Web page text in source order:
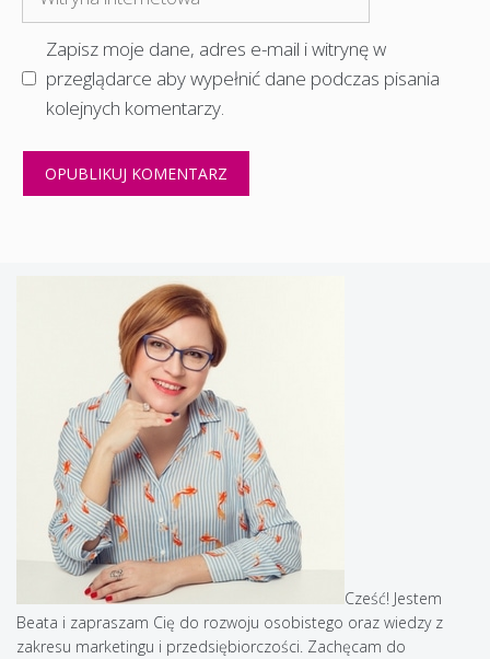
internetowa
Zapisz moje dane, adres e-mail i witrynę w
przeglądarce aby wypełnić dane podczas pisania
kolejnych komentarzy.
Cześć! Jestem
Beata i zapraszam Cię do rozwoju osobistego oraz wiedzy z
zakresu marketingu i przedsiębiorczości. Zachęcam do